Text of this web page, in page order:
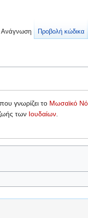
γνωρίζει το Μωσαϊκό
των Ιουδαίων.
Ανάγνωση Προβολή κώδικα